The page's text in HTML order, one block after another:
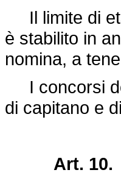
Il limite di
è stabilito in
nomina, a
I concorsi
di capitano e
Art. 10.